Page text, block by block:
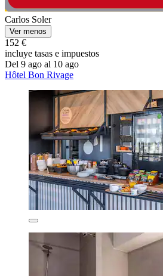
Carlos Soler
Ver menos
152 €
incluye tasas e impuestos
Del 9 ago al 10 ago
Hôtel Bon Rivage